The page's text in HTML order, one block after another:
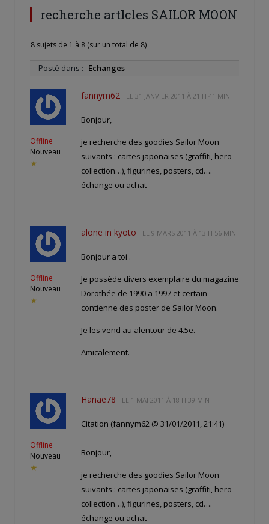
recherche artIcles SAILOR MOON
8 sujets de 1 à 8 (sur un total de 8)
Posté dans : Echanges
Offline
Nouveau
★
fannym62 LE 31 JANVIER 2011 À 21 H 41 MIN
Bonjour,
je recherche des goodies Sailor Moon
suivants : cartes japonaises (graffiti, hero
collection…), figurines, posters, cd….
échange ou achat
Offline
Nouveau
★
alone in kyoto LE 9 MARS 2011 À 13 H 56 MIN
Bonjour a toi .
Je possède divers exemplaire du magazine
Dorothée de 1990 a 1997 et certain
contienne des poster de Sailor Moon.
Je les vend au alentour de 4.5e.
Amicalement.
Offline
Nouveau
★
Hanae78 LE 1 MAI 2011 À 18 H 39 MIN
Citation (fannym62 @ 31/01/2011, 21:41)
Bonjour,
je recherche des goodies Sailor Moon
suivants : cartes japonaises (graffiti, hero
collection…), figurines, posters, cd….
échange ou achat